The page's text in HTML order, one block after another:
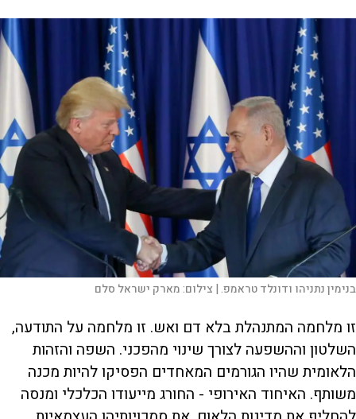
בנימין נתניהו ודונלד טראמפ. | צילום:מארק ישראל סלם
זו מלחמה המתנהלת בלא דם ואש. זו מלחמה על התודעה,
השלטון וההשפעה לצורך שינוי מהפכני. השפה והזהות
הלאומית שהיו הגורמים המאחדים הפסיקו להיות מכנה
משותף. האיחוד האירופי - החורג מייעודו הכלכלי ומנסה